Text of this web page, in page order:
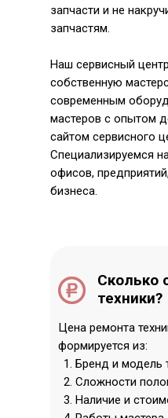
запчасти и не
запчастям.
Наш сервисный
собственную
современным
мастеров с опытом
сайтом сервисного
Специализируемся
офисов,
бизнеса.
Сколько
техники?
Цена ремонта
формируется из:
Бренд и модель
Сложности
Наличие и